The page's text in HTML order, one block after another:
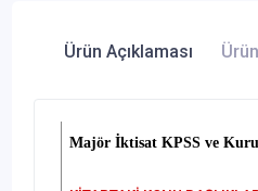
Ürün Açıklaması
Majör İktisat KPSS ve